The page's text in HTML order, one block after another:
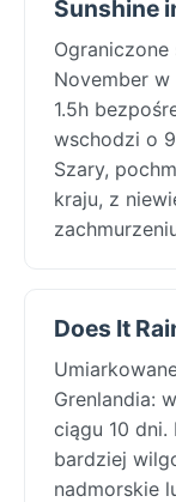
Sunshine
Ograniczone
November
1.5h
wschodzi o
Szary,
kraju, z
Does It
Grenlandia:
ciągu 10
bardziej
nadmorskie